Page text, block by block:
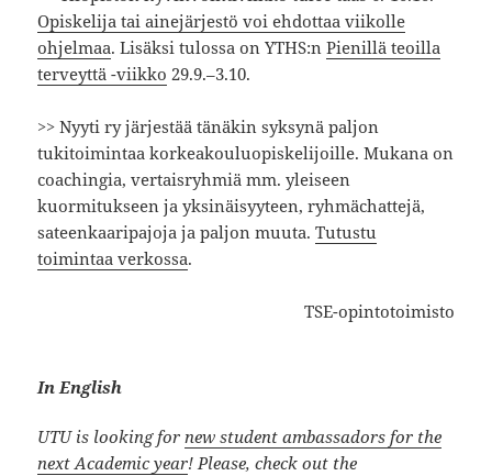
Opiskelija tai ainejärjestö voi ehdottaa viikolle
ohjelmaa. Lisäksi tulossa on YTHS:nPienillä teoilla
terveyttä -viikko 29.9.–3.10.
>> Nyyti ry järjestää tänäkin syksynä paljon
tukitoimintaa korkeakouluopiskelijoille. Mukana on
coachingia, vertaisryhmiä mm. yleiseen
kuormitukseen ja yksinäisyyteen, ryhmächattejä,
sateenkaaripajoja ja paljon muuta.Tutustu
toimintaa verkossa.
TSE-opintotoimisto
In English
UTU is looking for new student ambassadors for the
next Academic year! Please, check out the